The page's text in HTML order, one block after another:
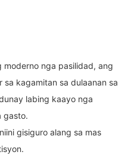
moderno nga pasilidad, ang
sa kagamitan sa dulaanan sa
labing kaayo nga
gasto.
gisiguro alang sa mas